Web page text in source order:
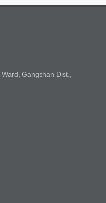
Gangshan Dist.,